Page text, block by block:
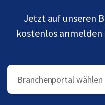
Jetzt auf unseren
kostenlos anmelden
Branchenportal wählen